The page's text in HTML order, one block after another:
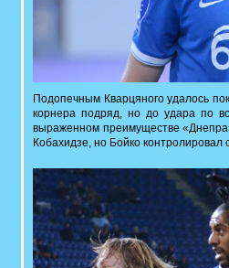
Подопечным Кварцяного удалось
корнера подряд, но до удара по
выраженном преимуществе
Кобахидзе, но Бойко контролировал